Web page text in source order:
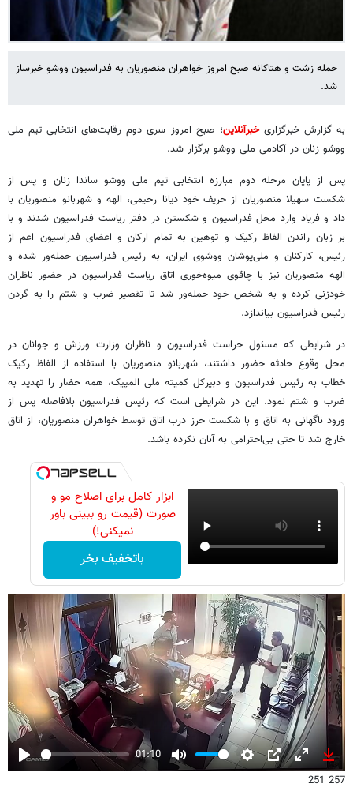
حمله زشت و هتاکانه صبح امروز خواهران منصوریان به فدراسیون ووشو خبرساز
شد.
به گزارش خبرگزاریخبرآنلاین؛ صبح امروز سری دوم رقابت‌های انتخابی تیم ملی
ووشو زنان در آکادمی ملی ووشو برگزار شد.
پس از پایان مرحله دوم مبارزه انتخابی تیم ملی ووشو ساندا زنان و پس از
شکست سهیلا منصوریان از حریف خود دیانا رحیمی، الهه و شهربانو منصوریان با
داد و فریاد وارد محل فدراسیون و شکستن در دفتر ریاست فدراسیون شدند و با
بر زبان راندن الفاظ رکیک و توهین به تمام ارکان و اعضای فدراسیون اعم از
رئیس، کارکنان و ملی‌پوشان ووشوی ایران، به رئیس فدراسیون حمله‌ور شده و
الهه منصوریان نیز با چاقوی میوه‌خوری اتاق ریاست فدراسیون در حضور ناظران
خودزنی کرده و به شخص خود حمله‌ور شد تا تقصیر ضرب و شتم را به گردن
رئیس فدراسیون بیاندازد.
در شرایطی که مسئول حراست فدراسیون و ناظران وزارت ورزش و جوانان در
محل وقوع حادثه حضور داشتند، شهربانو منصوریان با استفاده از الفاظ رکیک
خطاب به رئیس فدراسیون و دبیرکل کمیته ملی المپیک، همه حضار را تهدید به
ضرب و شتم نمود. این در شرایطی است که رئیس فدراسیون بلافاصله پس از
ورود ناگهانی به اتاق و با شکست حرز درب اتاق توسط خواهران منصوریان، از اتاق
خارج شد تا حتی بی‌احترامی به آنان نکرده باشد.
ابزار کامل برای اصلاح مو و
صورت (قیمت رو ببینی باور
نمیکنی!)
باتخفیف بخر
Play
01:10
Mute
Settings
PIP
Enter
fullscreen
257 251